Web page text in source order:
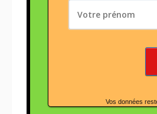
Vos données